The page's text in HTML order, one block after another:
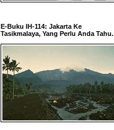
E-Buku IH-114: Jakarta Ke
Tasikmalaya, Yang Perlu Anda Tahu.